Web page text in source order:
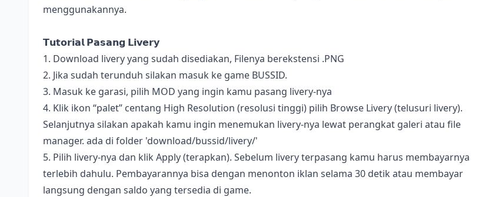
menggunakannya.
𝗧𝘂𝘁𝗼𝗿𝗶𝗮𝗹 𝗣𝗮𝘀𝗮𝗻𝗴 𝗟𝗶𝘃𝗲𝗿𝘆
1. Download livery yang sudah disediakan, Filenya berekstensi .PNG
2. Jika sudah terunduh silakan masuk ke game BUSSID.
3. Masuk ke garasi, pilih MOD yang ingin kamu pasang livery-nya
4. Klik ikon “palet” centang High Resolution (resolusi tinggi) pilih Browse Livery (telusuri livery).
Selanjutnya silakan apakah kamu ingin menemukan livery-nya lewat perangkat galeri atau file
manager. ada di folder 'download/bussid/livery/'
5. Pilih livery-nya dan klik Apply (terapkan). Sebelum livery terpasang kamu harus membayarnya
terlebih dahulu. Pembayarannya bisa dengan menonton iklan selama 30 detik atau membayar
langsung dengan saldo yang tersedia di game.